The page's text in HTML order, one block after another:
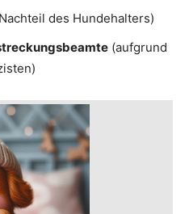
des Hundehalters)
(aufgrund